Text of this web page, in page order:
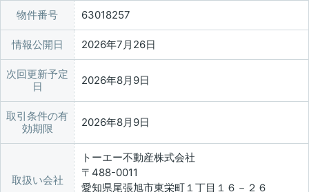
物件番号 63018257
情報公開日 2026年7月26日
次回更新予定
日
2026年8月9日
取引条件の有
効期限
2026年8月9日
取扱い会社
トーエー不動産株式会社
〒488-0011
愛知県尾張旭市東栄町１丁目１６－２６